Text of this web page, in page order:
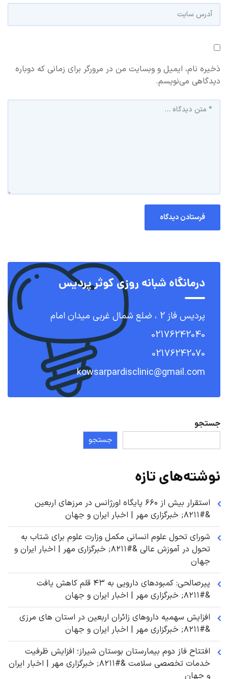
ذخیره نام، ایمیل و وبسایت من در مرورگر برای زمانی که دوباره
دیدگاهی می‌نویسم.
درمانگاه شبانه روزی کوثر پردیس
پردیس فاز 2 ، ضلع شمال غربی میدان امام
02176242040
02176242070
kowsarpardisclinic@gmail.com
جستجو
جستجو
نوشته‌های تازه
استقرار بیش از ۶۶۰ پایگاه اورژانس در مرزهای اربعین
&#۸۲۱۱; خبرگزاری مهر | اخبار ایران و جهان
شورای تحول علوم انسانی مکمل وزارت علوم برای شتاب به
تحول در آموزش عالی &#۸۲۱۱; خبرگزاری مهر | اخبار ایران و
جهان
پیرصالحی: کمبودهای دارویی به ۴۳ قلم کاهش یافت
&#۸۲۱۱; خبرگزاری مهر | اخبار ایران و جهان
افزایش سهمیه داروهای زائران اربعین در استان های مرزی
&#۸۲۱۱; خبرگزاری مهر | اخبار ایران و جهان
افتتاح فاز دوم بیمارستان بوستان شیراز؛ افزایش ظرفیت
خدمات تخصصی سلامت &#۸۲۱۱; خبرگزاری مهر | اخبار ایران
و جهان